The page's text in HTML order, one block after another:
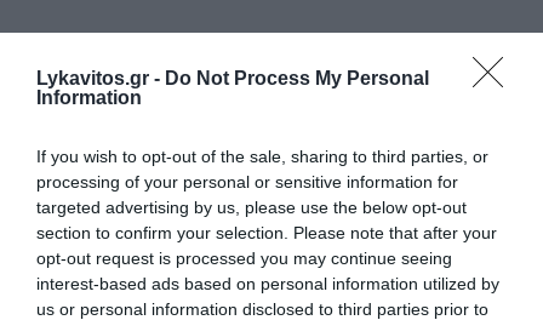
Lykavitos.gr - Do Not Process My Personal
Information
If you wish to opt-out of the sale, sharing to third parties, or
processing of your personal or sensitive information for
targeted advertising by us, please use the below opt-out
section to confirm your selection. Please note that after your
opt-out request is processed you may continue seeing
interest-based ads based on personal information utilized by
us or personal information disclosed to third parties prior to